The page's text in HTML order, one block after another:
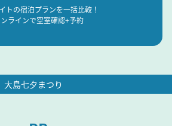
トの宿泊プランを一括比較！
ラインで空室確認+予約
大島七夕まつり